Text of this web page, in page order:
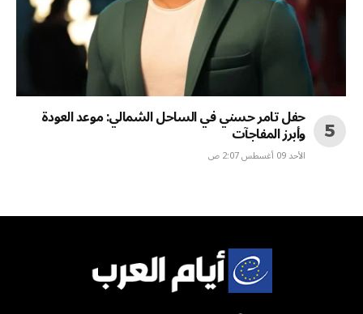
حفل تامر حسني في الساحل الشمالي: موعد العودة
وأبرز المفاجآت
الأحد 09 أغسطس 2:07 ص